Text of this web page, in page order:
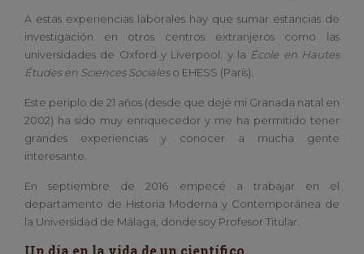
A estas experiencias laborales hay que sumar estancias de
investigación en otros centros extranjeros como las
universidades de Oxford y Liverpool, y la École en Hautes
Études en Sciences Socialeso EHESS (París).
Este periplo de 21 años (desde que dejé mi Granada natal en
2002) ha sido muy enriquecedor y me ha permitido tener
grandes experiencias y conocer a mucha gente
interesante.
En septiembre de 2016 empecé a trabajar en el
departamento de Historia Moderna y Contemporánea de
la Universidad de Málaga, donde soy Profesor Titular.
Un día en la vida de un científico